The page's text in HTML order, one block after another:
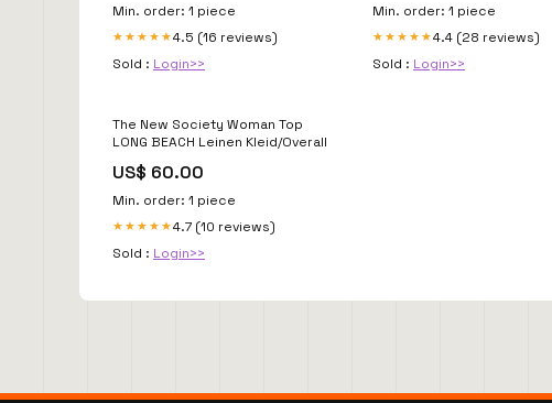
Min. order: 1 piece
★★★★★4.5 (16 reviews)
Sold : Login>>
Min. order: 1 piece
★★★★★4.4 (28 reviews)
Sold : Login>>
The New Society Woman Top
LONG BEACH Leinen Kleid/Overall
US$ 60.00
Min. order: 1 piece
★★★★★4.7 (10 reviews)
Sold : Login>>